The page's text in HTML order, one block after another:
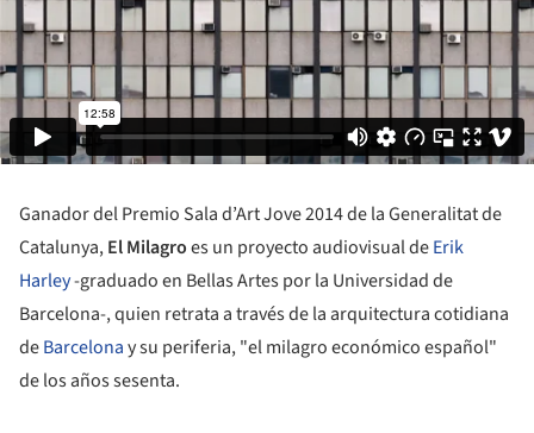
Ganador del Premio Sala d’Art Jove 2014 de la Generalitat de
Catalunya,El Milagroes un proyecto audiovisual deErik
Harley-graduado en Bellas Artes por la Universidad de
Barcelona-, quien retrata a través de la arquitectura cotidiana
deBarcelonay su periferia, "el milagro económico español"
de los años sesenta.